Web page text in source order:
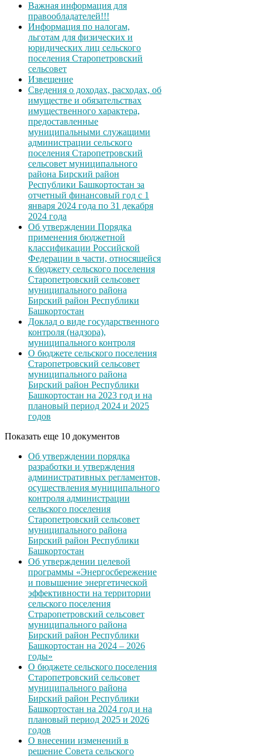
Важная информация для
правообладателей!!!
Информация по налогам,
льготам для физических и
юридических лиц сельского
поселения Старопетровский
сельсовет
Извещение
Сведения о доходах, расходах, об
имуществе и обязательствах
имущественного характера,
предоставленные
муниципальными служащими
администрации сельского
поселения Старопетровский
сельсовет муниципального
района Бирский район
Республики Башкортостан за
отчетный финансовый год с 1
января 2024 года по 31 декабря
2024 года
Об утверждении Порядка
применения бюджетной
классификации Российской
Федерации в части, относящейся
к бюджету сельского поселения
Старопетровский сельсовет
муниципального района
Бирский район Республики
Башкортостан
Доклад о виде государственного
контроля (надзора),
муниципального контроля
О бюджете сельского поселения
Старопетровский сельсовет
муниципального района
Бирский район Республики
Башкортостан на 2023 год и на
плановый период 2024 и 2025
годов
Показать еще 10 документов
Об утверждении порядка
разработки и утверждения
административных регламентов,
осуществления муниципального
контроля администрации
сельского поселения
Старопетровский сельсовет
муниципального района
Бирский район Республики
Башкортостан
Об утверждении целевой
программы «Энергосбережение
и повышение энергетической
эффективности на территории
сельского поселения
Страропетровский сельсовет
муниципального района
Бирский район Республики
Башкортостан на 2024 – 2026
годы»
О бюджете сельского поселения
Старопетровский сельсовет
муниципального района
Бирский район Республики
Башкортостан на 2024 год и на
плановый период 2025 и 2026
годов
О внесении изменений в
решение Совета сельского